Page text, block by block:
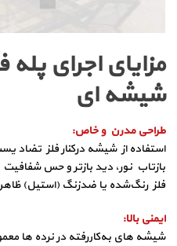
مزایای اجرای پله
شیشه‌ ای
طراحی مدرن و خاص:
استفاده از شیشه درکنار فلز تضاد
بازتاب نور، دید بازتر و حس
فلز رنگ‌شده یا ضدزنگ (استیل)
ایمنی بالا:
شیشه‌ های به‌کاررفته در نرده‌ ها